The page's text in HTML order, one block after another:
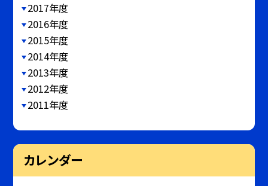
2017年度
2016年度
2015年度
2014年度
2013年度
2012年度
2011年度
カレンダー